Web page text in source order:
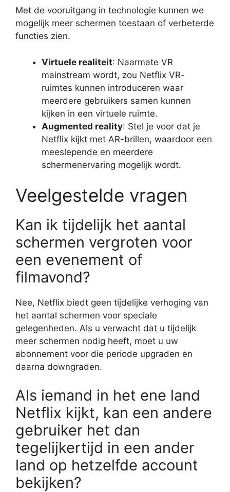
Met de vooruitgang in technologie kunnen we
mogelijk meer schermen toestaan of verbeterde
functies zien.
Virtuele realiteit: Naarmate VR
mainstream wordt, zou Netflix VR-
ruimtes kunnen introduceren waar
meerdere gebruikers samen kunnen
kijken in een virtuele ruimte.
Augmented reality: Stel je voor dat je
Netflix kijkt met AR-brillen, waardoor een
meeslepende en meerdere
schermenervaring mogelijk wordt.
Veelgestelde vragen
Kan ik tijdelijk het aantal
schermen vergroten voor
een evenement of
filmavond?
Nee, Netflix biedt geen tijdelijke verhoging van
het aantal schermen voor speciale
gelegenheden. Als u verwacht dat u tijdelijk
meer schermen nodig heeft, moet u uw
abonnement voor die periode upgraden en
daarna downgraden.
Als iemand in het ene land
Netflix kijkt, kan een andere
gebruiker het dan
tegelijkertijd in een ander
land op hetzelfde account
bekijken?